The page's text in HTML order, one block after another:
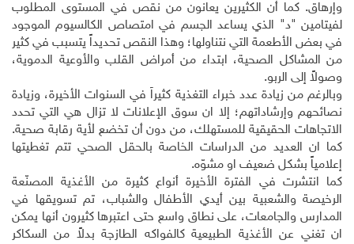
وإرهاق. كما أن الكثيرين يعانون من نقص في المستوى المطلوب
لفيتامين "د" الذي يساعد الجسم في امتصاص الكالسيوم الموجود
في بعض الأطعمة التي نتناولها؛ وهذا النقص تحديداً يتسبب في كثير
من المشاكل الصحية، ابتداء من أمراض القلب والأوعية الدموية،
وصولاً إلى الربو.
وبالرغم من زيادة عدد خبراء التغذية كثيراً في السنوات الأخيرة، وزيادة
نصائحهم وإرشاداتهم؛ إلا ان سوق الإعلانات لا تزال هي التي تحدد
الاتجاهات الحقيقية للمستهلك، من دون أن تخضع لأية رقابة صحية.
كما ان العديد من الدراسات الخاصة بالحقل الصحي تتم تغطيتها
إعلامياً بشكل ضعيف او مشوّه.
كما انتشرت في الفترة الأخيرة أنواع كثيرة من الأغذية المصنّعة
الرخيصة والشعبية بين أيدي الأطفال والشباب، تم تسويقها في
المدارس والجامعات، على نطاق واسع حتى اعتبرها كثيرون أنها يمكن
ان تغني عن الأغذية الطبيعية كالفواكه الطازجة بدلاً من السكاكر